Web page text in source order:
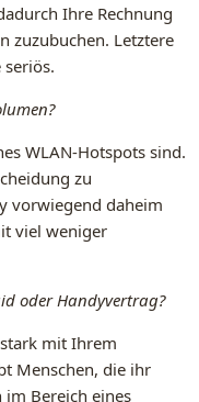
Ihre Rechnung
zuzubuchen. Letztere
WLAN-Hotspots sind.
zu
vorwiegend daheim
viel weniger
oder Handyvertrag?
mit Ihrem
Menschen, die ihr
Bereich eines